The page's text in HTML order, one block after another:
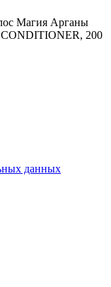
Магия Арганы
200
данных